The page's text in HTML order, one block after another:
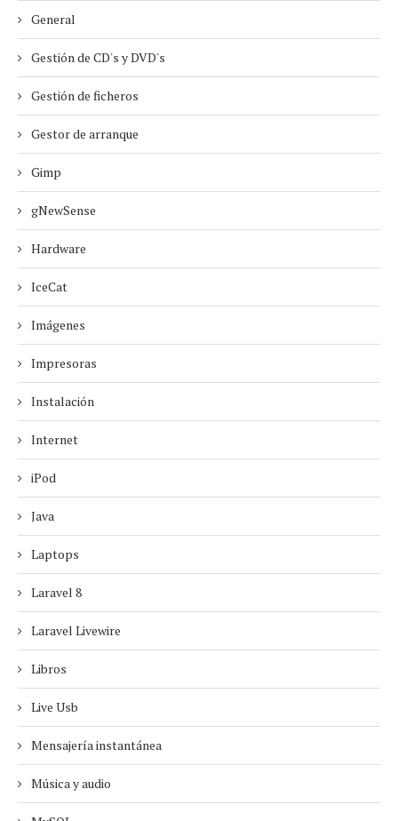
General
Gestión de CD's y DVD's
Gestión de ficheros
Gestor de arranque
Gimp
gNewSense
Hardware
IceCat
Imágenes
Impresoras
Instalación
Internet
iPod
Java
Laptops
Laravel 8
Laravel Livewire
Libros
Live Usb
Mensajería instantánea
Música y audio